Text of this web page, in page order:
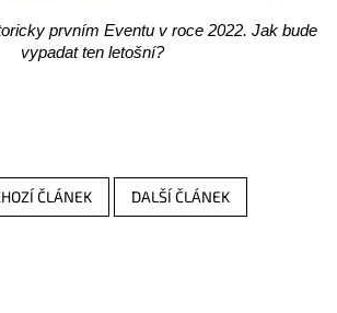
prvním Eventu v roce 2022. Jak bude
vypadat ten letošní?
ČLÁNEK DALŠÍ ČLÁNEK